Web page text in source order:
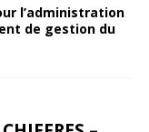
l’administration
de gestion du